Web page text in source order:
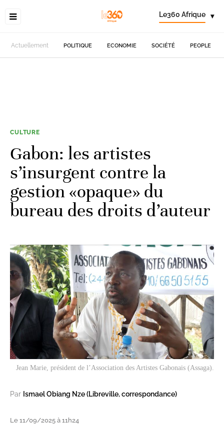
Le360 Afrique ▾
Actuellement POLITIQUE ECONOMIE SOCIÉTÉ PEOPLE
CULTURE
Gabon: les artistes
s’insurgent contre la
gestion «opaque» du
bureau des droits d’auteur
Jean Marie, président de l’Association des Artistes Gabonais (Assaga).
Par Ismael Obiang Nze (Libreville, correspondance)
Le 11/09/2025 à 11h24